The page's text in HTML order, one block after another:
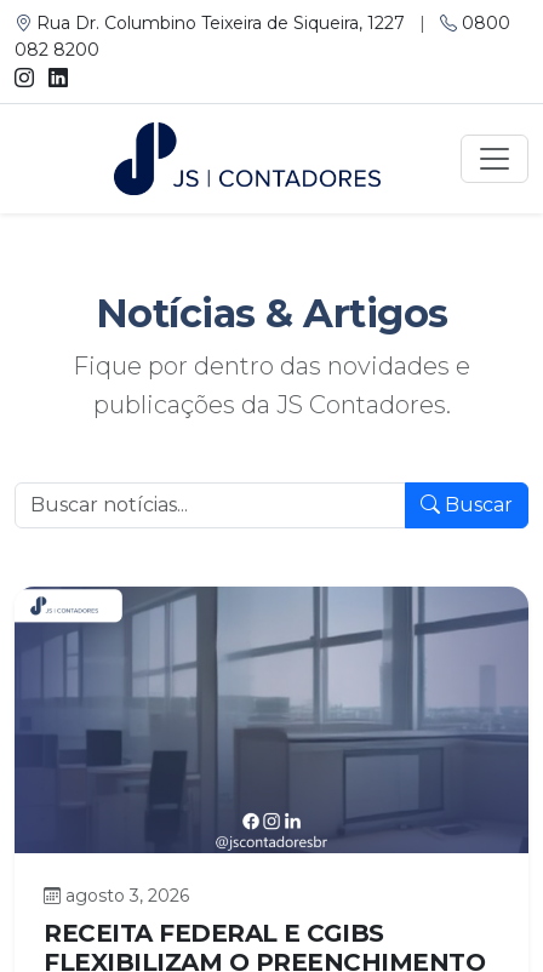
Rua Dr. Columbino Teixeira de Siqueira, 1227 |
0800
082 8200
Notícias & Artigos
Fique por dentro das novidades e
publicações da JS Contadores.
Buscar
agosto 3, 2026
RECEITA FEDERAL E CGIBS
FLEXIBILIZAM O PREENCHIMENTO